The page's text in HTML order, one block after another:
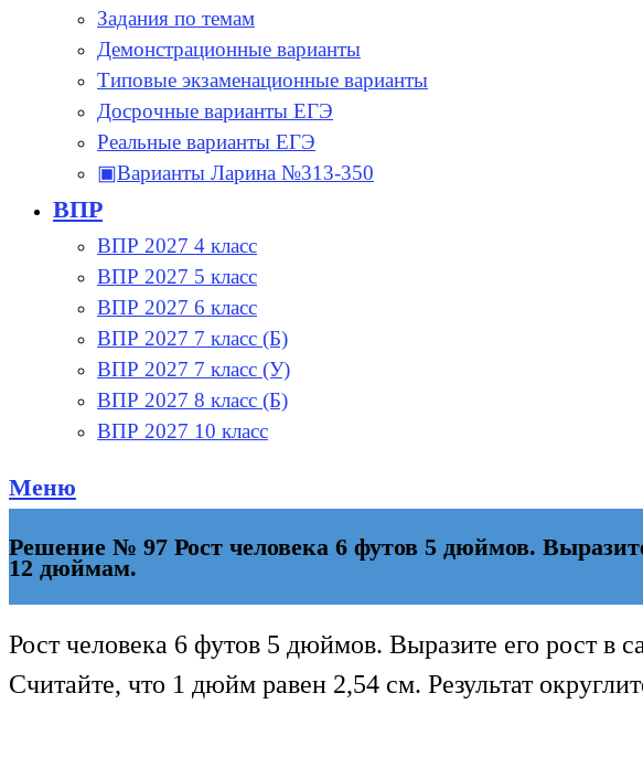
Задания по темам
Демонстрационные варианты
Типовые экзаменационные варианты
Досрочные варианты ЕГЭ
Реальные варианты ЕГЭ
▣Варианты Ларина №313-350
ВПР
ВПР 2027 4 класс
ВПР 2027 5 класс
ВПР 2027 6 класс
ВПР 2027 7 класс (Б)
ВПР 2027 7 класс (У)
ВПР 2027 8 класс (Б)
ВПР 2027 10 класс
Меню
Решение № 97 Рост человека 6 футов 5 дюймов.
12 дюймам.
Рост человека 6 футов 5 дюймов. Выразите его рост в
Считайте, что 1 дюйм равен 2,54 см. Результат